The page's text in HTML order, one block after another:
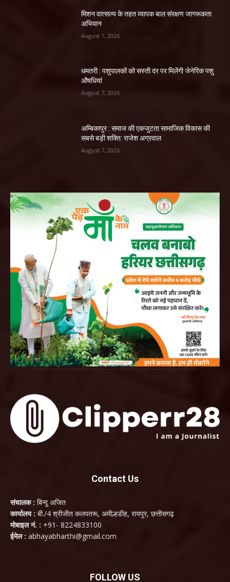
मिशन वात्सल्य के तहत व्यापक बाल संरक्षण जागरूकता
अभियान
August 7, 2026
धमतरी : पशुपालकों को सस्ती दर पर मिलेंगी जेनेरिक पशु
औषधियां
August 7, 2026
अम्बिकापुर : समाज की एकजुटता सामाजिक विकास की
सबसे बड़ी शक्ति: राजेश अग्रवाल
August 7, 2026
Contact Us
संचालक : बिन्दु अजित
कार्यालय : बी./4 श्रीजीत कलपतरू, अमील्हडीह, रायपुर, छत्तीसगढ़
मोबाइल नं. : +91- 8224833100
ईमेल : abhayabharthi@gmail.com
FOLLOW US